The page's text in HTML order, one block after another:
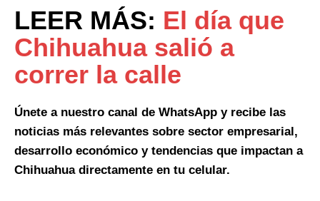
LEER MÁS: El día que
Chihuahua salió a
correr la calle
Únete a nuestro canal de WhatsApp y recibe las
noticias más relevantes sobre sector empresarial,
desarrollo económico y tendencias que impactan a
Chihuahua directamente en tu celular.